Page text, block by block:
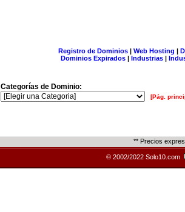
Registro de Dominios| Web Hosting |
Dominios Expirados | Industrias |
Categorías de Dominio:
[Pág.
** Precios
© 2002/2022 Solo10.com